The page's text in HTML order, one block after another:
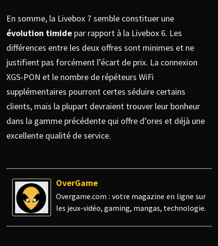
En somme, la Livebox 7 semble constituer une
évolution timidepar rapport à la Livebox 6. Les
différences entre les deux offres sont minimes et ne
justifient pas forcément l’écart de prix. La connexion
XGS-PON et le nombre de répéteurs WiFi
supplémentaires pourront certes séduire certains
clients, mais la plupart devraient trouver leur bonheur
dans la gamme précédente qui offre d’ores et déjà une
excellente qualité de service.
OverGame
Overgame.com : votre magazine en ligne sur
les jeux-vidéo, gaming, mangas, technologie.